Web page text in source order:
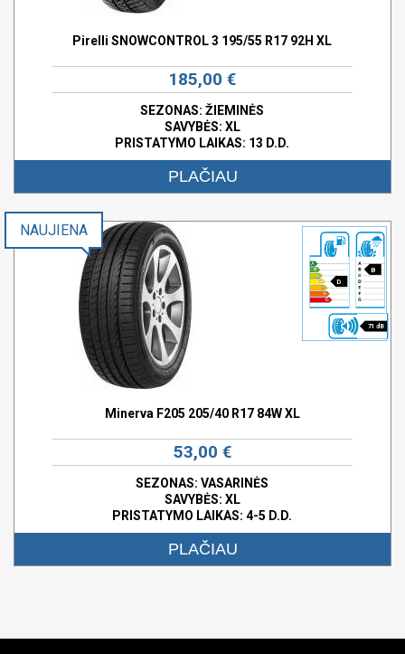
Pirelli SNOWCONTROL 3 195/55 R17 92H XL
185,00 €
SEZONAS: ŽIEMINĖS
SAVYBĖS: XL
PRISTATYMO LAIKAS: 13 D.D.
PLAČIAU
D
B
71 dB
NAUJIENA
Minerva F205 205/40 R17 84W XL
53,00 €
SEZONAS: VASARINĖS
SAVYBĖS: XL
PRISTATYMO LAIKAS: 4-5 D.D.
PLAČIAU